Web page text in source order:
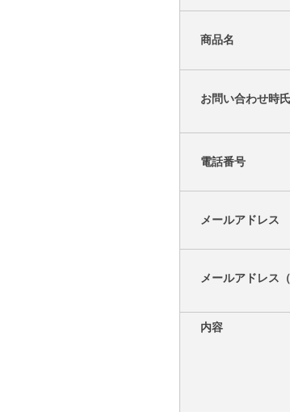
商品名
お問い合わせ時
電話番号
メールアドレス
メールアドレス（
内容